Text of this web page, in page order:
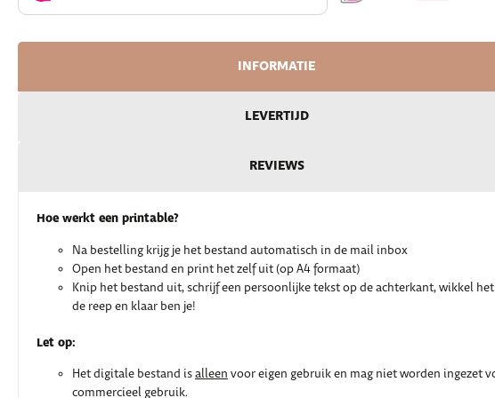
INFORMATIE
LEVERTIJD
REVIEWS
Hoe werkt een printable?
Na bestelling krijg je het bestand automatisch in de mail inbox
Open het bestand en print het zelf uit (op A4 formaat)
Knip het bestand uit, schrijf een persoonlijke tekst op de achterkant, wikkel
de reep en klaar ben je!
Let op:
Het digitale bestand isalleen voor eigen gebruik en mag niet worden ingezet
commercieel gebruik.